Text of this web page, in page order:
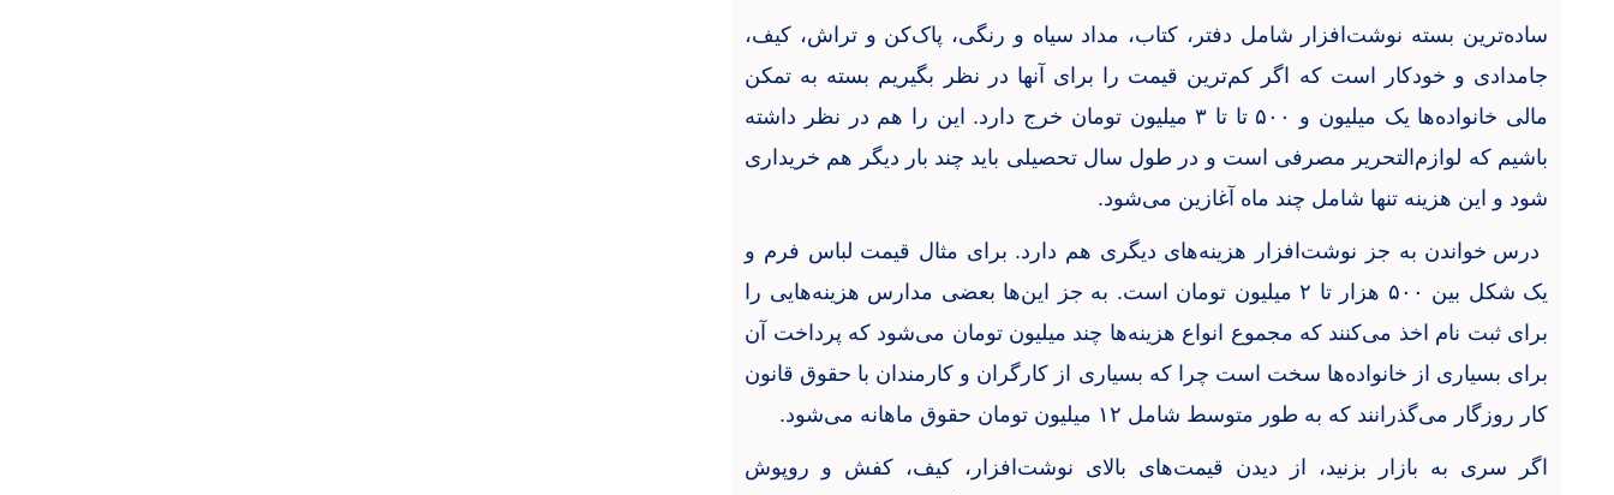
ساده‌ترین بسته نوشت‌افزار شامل دفتر، کتاب، مداد سیاه و رنگی، پاک‌کن و تراش، کیف،
جامدادی و خودکار است که اگر کم‌ترین قیمت را برای آنها در نظر بگیریم بسته به تمکن
مالی خانواده‌ها یک میلیون و ۵۰۰ تا تا ۳ میلیون تومان خرج دارد. این را هم در نظر داشته
باشیم که لوازم‌التحریر مصرفی است و در طول سال تحصیلی باید چند بار دیگر هم خریداری
شود و این هزینه تنها شامل چند ماه آغازین می‌شود.
درس خواندن به جز نوشت‌افزار هزینه‌های دیگری هم دارد. برای مثال قیمت لباس فرم و
یک شکل بین ۵۰۰ هزار تا ۲ میلیون تومان است. به جز این‌ها بعضی مدارس هزینه‌هایی را
برای ثبت نام اخذ می‌کنند که مجموع انواع هزینه‌ها چند میلیون تومان می‌شود که پرداخت آن
برای بسیاری از خانواده‌ها سخت است چرا که بسیاری از کارگران و کارمندان با حقوق قانون
کار روزگار می‌گذرانند که به طور متوسط شامل ۱۲ میلیون تومان حقوق ماهانه می‌شود.
اگر سری به بازار بزنید، از دیدن قیمت‌های بالای نوشت‌افزار، کیف، کفش و روپوش